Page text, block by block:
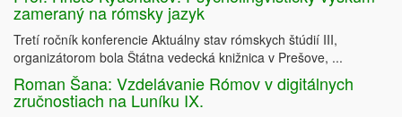
zameraný na rómsky jazyk
Tretí ročník konferencie Aktuálny stav rómskych štúdií III,
organizátorom bola Štátna vedecká knižnica v Prešove, ...
Roman Šana: Vzdelávanie Rómov v digitálnych
zručnostiach na Luníku IX.